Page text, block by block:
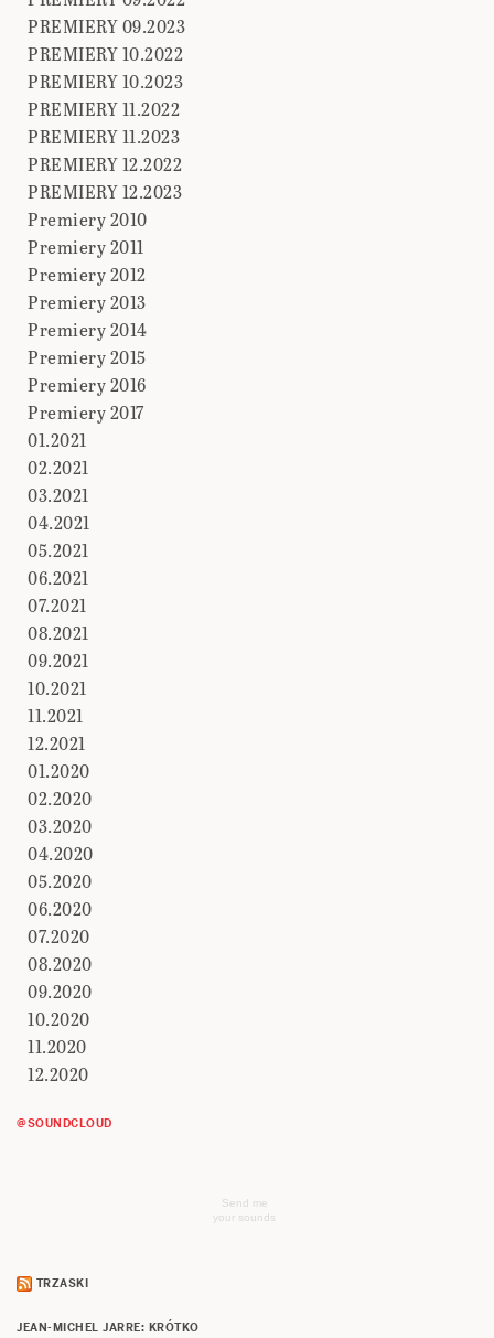
PREMIERY 09.2023
PREMIERY 10.2022
PREMIERY 10.2023
PREMIERY 11.2022
PREMIERY 11.2023
PREMIERY 12.2022
PREMIERY 12.2023
Premiery 2010
Premiery 2011
Premiery 2012
Premiery 2013
Premiery 2014
Premiery 2015
Premiery 2016
Premiery 2017
01.2021
02.2021
03.2021
04.2021
05.2021
06.2021
07.2021
08.2021
09.2021
10.2021
11.2021
12.2021
01.2020
02.2020
03.2020
04.2020
05.2020
06.2020
07.2020
08.2020
09.2020
10.2020
11.2020
12.2020
@SOUNDCLOUD
Send me
your sounds
TRZASKI
JEAN-MICHEL JARRE: KRÓTKO